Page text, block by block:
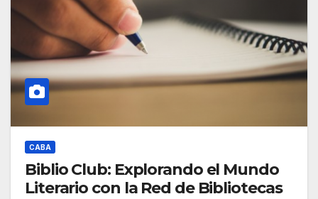
CABA
Biblio Club: Explorando el Mundo
Literario con la Red de Bibliotecas